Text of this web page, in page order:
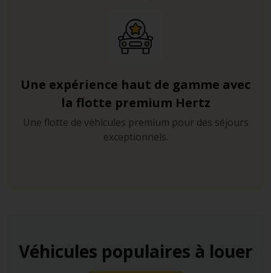
Une expérience haut de gamme avec
la flotte premium Hertz
Une flotte de véhicules premium pour des séjours
exceptionnels.
Véhicules populaires à louer